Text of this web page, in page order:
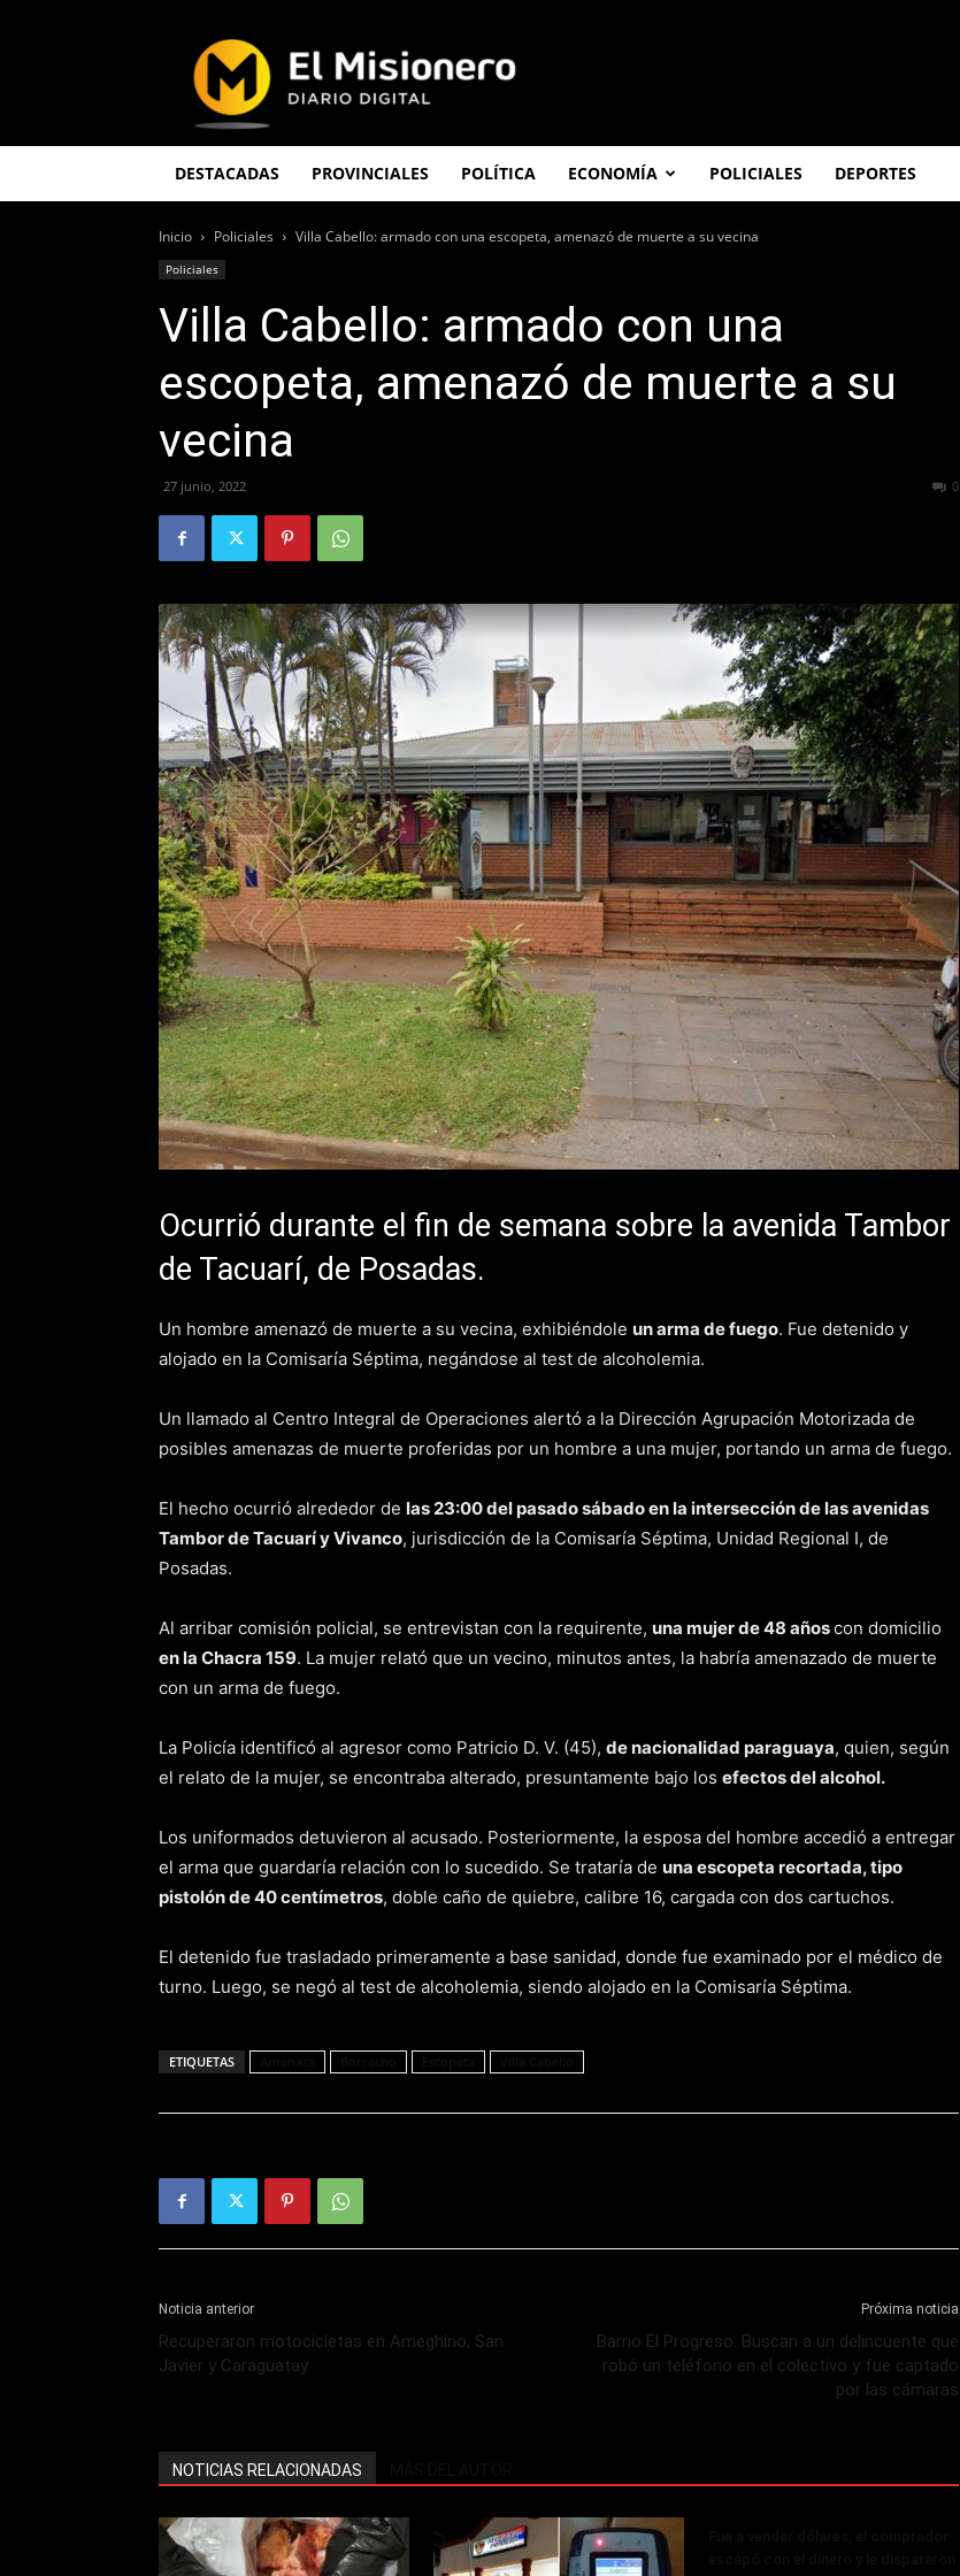
Misionero
DESTACADAS PROVINCIALES POLÍTICA ECONOMÍA POLICIALES DEPORTES
Inicio Policiales Villa Cabello: armado con una escopeta, amenazó de muerte a su vecina
Policiales
Villa Cabello: armado con una
escopeta, amenazó de muerte a su
vecina
27 junio, 2022 0
Ocurrió durante el fin de semana sobre la avenida Tambor
de Tacuarí, de Posadas.
Un hombre amenazó de muerte a su vecina, exhibiéndole un arma de fuego. Fue detenido y
alojado en la Comisaría Séptima, negándose al test de alcoholemia.
Un llamado al Centro Integral de Operaciones alertó a la Dirección Agrupación Motorizada de
posibles amenazas de muerte proferidas por un hombre a una mujer, portando un arma de fuego.
El hecho ocurrió alrededor de las 23:00 del pasado sábado en la intersección de las avenidas
Tambor de Tacuarí y Vivanco, jurisdicción de la Comisaría Séptima, Unidad Regional I, de
Posadas.
Al arribar comisión policial, se entrevistan con la requirente, una mujer de 48 añoscon domicilio
en la Chacra 159. La mujer relató que un vecino, minutos antes, la habría amenazado de muerte
con un arma de fuego.
La Policía identificó al agresor como Patricio D. V. (45), de nacionalidad paraguaya, quien, según
el relato de la mujer, se encontraba alterado, presuntamente bajo los efectos del alcohol.
Los uniformados detuvieron al acusado. Posteriormente, la esposa del hombre accedió a entregar
el arma que guardaría relación con lo sucedido. Se trataría de una escopeta recortada, tipo
pistolón de 40 centímetros, doble caño de quiebre, calibre 16, cargada con dos cartuchos.
El detenido fue trasladado primeramente a base sanidad, donde fue examinado por el médico de
turno. Luego, se negó al test de alcoholemia, siendo alojado en la Comisaría Séptima.
ETIQUETAS
Noticia anterior
Recuperaron motocicletas en Ameghino, San
Javier y Caraguatay
Próxima noticia
Barrio El Progreso: Buscan a un delincuente que
robó un teléfono en el colectivo y fue captado
por las cámaras
NOTICIAS RELACIONADAS